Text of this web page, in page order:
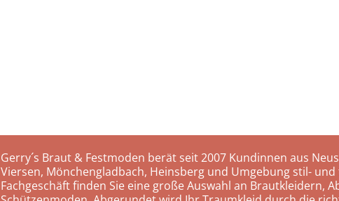
Gerry´s Braut & Festmoden berät seit 2007 Kundinnen aus
Viersen, Mönchengladbach, Heinsberg und Umgebung stil-
Fachgeschäft finden Sie eine große Auswahl an Brautkleidern,